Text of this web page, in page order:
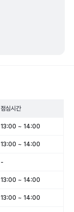
점심시간
13:00 ~ 14:00
13:00 ~ 14:00
-
13:00 ~ 14:00
13:00 ~ 14:00